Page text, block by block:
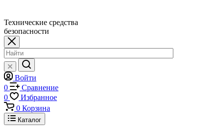
Технические средства
безопасности
Войти
0
Сравнение
0
Избранное
0 Корзина
Каталог